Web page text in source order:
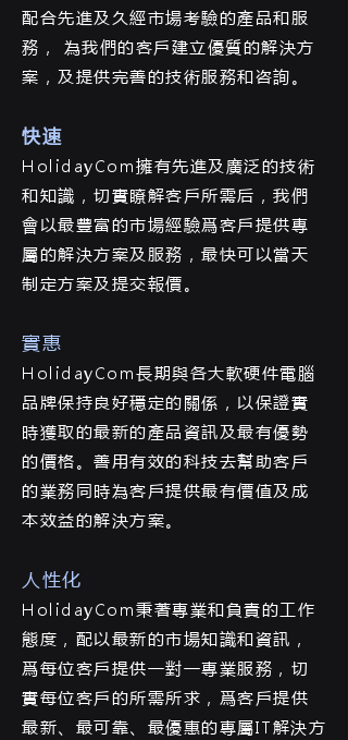
配合先進及久經市場考驗的產品和服
務， 為我們的客戶建立優質的解決方
案，及提供完善的技術服務和咨詢。
快速
HolidayCom擁有先進及廣泛的技術
和知識，切實瞭解客戶所需后，我們
會以最豐富的市場經驗爲客戶提供專
屬的解決方案及服務，最快可以當天
制定方案及提交報價。
實惠
HolidayCom長期與各大軟硬件電腦
品牌保持良好穩定的關係，以保證實
時獲取的最新的產品資訊及最有優勢
的價格。善用有效的科技去幫助客戶
的業務同時為客戶提供最有價值及成
本效益的解決方案。
人性化
HolidayCom秉著專業和負責的工作
態度，配以最新的市場知識和資訊，
爲每位客戶提供一對一專業服務，切
實每位客戶的所需所求，爲客戶提供
最新、最可靠、最優惠的專屬IT解決方